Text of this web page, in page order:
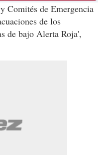
Comités de Emergencia
de los
de bajo Alerta Roja',